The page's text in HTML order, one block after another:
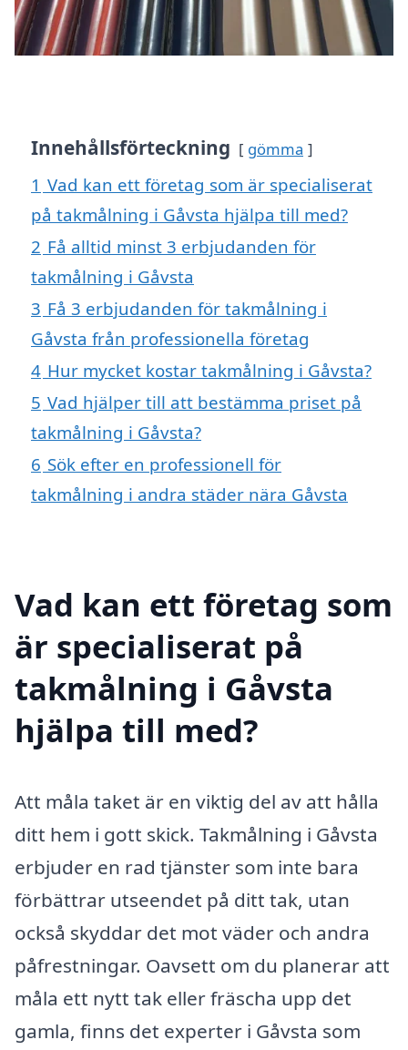
Innehållsförteckning gömma
1 Vad kan ett företag som är specialiserat
på takmålning i Gåvsta hjälpa till med?
2 Få alltid minst 3 erbjudanden för
takmålning i Gåvsta
3 Få 3 erbjudanden för takmålning i
Gåvsta från professionella företag
4 Hur mycket kostar takmålning i Gåvsta?
5 Vad hjälper till att bestämma priset på
takmålning i Gåvsta?
6 Sök efter en professionell för
takmålning i andra städer nära Gåvsta
Vad kan ett företag som
är specialiserat på
takmålning i Gåvsta
hjälpa till med?
Att måla taket är en viktig del av att hålla
ditt hem i gott skick. Takmålning i Gåvsta
erbjuder en rad tjänster som inte bara
förbättrar utseendet på ditt tak, utan
också skyddar det mot väder och andra
påfrestningar. Oavsett om du planerar att
måla ett nytt tak eller fräscha upp det
gamla, finns det experter i Gåvsta som